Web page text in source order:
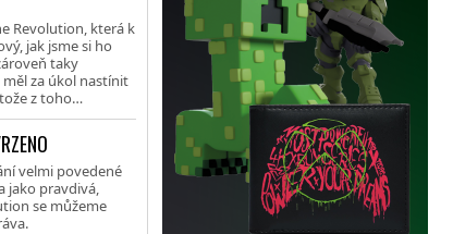
Revolution, která k
jak jsme si ho
taky
měl za úkol nastínit
z toho…
velmi povedené
jako pravdivá,
se můžeme